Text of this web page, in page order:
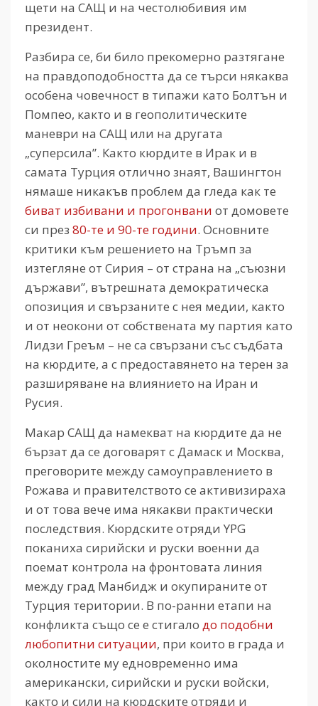
щети на САЩ и на честолюбивия им
президент.
Разбира се, би било прекомерно разтягане
на правдоподобността да се търси някаква
особена човечност в типажи като Болтън и
Помпео, както и в геополитическите
маневри на САЩ или на другата
„суперсила”. Както кюрдите в Ирак и в
самата Турция отлично знаят, Вашингтон
нямаше никакъв проблем да гледа как те
биват избивани и прогонвани от домовете
си през 80-те и 90-те години. Основните
критики към решението на Тръмп за
изтегляне от Сирия – от страна на „съюзни
държави”, вътрешната демократическа
опозиция и свързаните с нея медии, както
и от неокони от собствената му партия като
Лидзи Греъм – не са свързани със съдбата
на кюрдите, а с предоставянето на терен за
разширяване на влиянието на Иран и
Русия.
Макар САЩ да намекват на кюрдите да не
бързат да се договарят с Дамаск и Москва,
преговорите между самоуправлението в
Рожава и правителството се активизираха
и от това вече има някакви практически
последствия. Кюрдските отряди YPG
поканиха сирийски и руски военни да
поемат контрола на фронтовата линия
между град Манбидж и окупираните от
Турция територии. В по-ранни етапи на
конфликта също се е стигало до подобни
любопитни ситуации, при които в града и
околностите му едновременно има
американски, сирийски и руски войски,
както и сили на кюрдските отряди и